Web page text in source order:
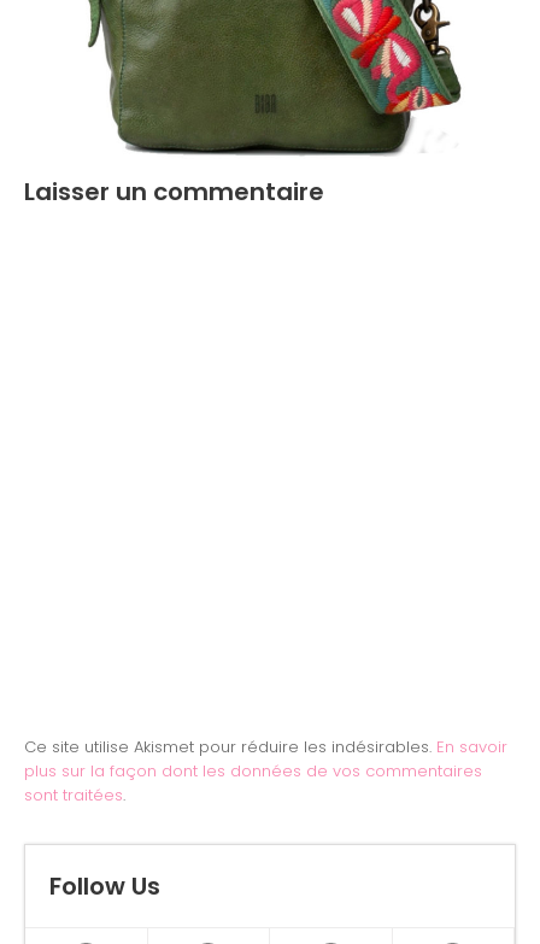
Laisser un commentaire
Ce site utilise Akismet pour réduire les indésirables. En savoir
plus sur la façon dont les données de vos commentaires
sont traitées.
Follow Us